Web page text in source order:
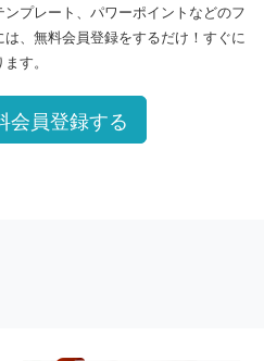
プレート、パワーポイントなどのフ
、無料会員登録をするだけ！すぐに
す。
会員登録する